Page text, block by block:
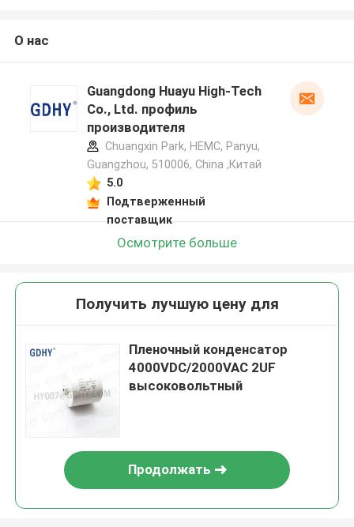
О нас
Guangdong Huayu High-Tech
Co., Ltd. профиль
производителя
Chuangxin Park, HEMC, Panyu,
Guangzhou, 510006, China ,Китай
5.0
Подтверженный
поставщик
Осмотрите больше
Получить лучшую цену для
Пленочный конденсатор
4000VDC/2000VAC 2UF
высоковольтный
Продолжать